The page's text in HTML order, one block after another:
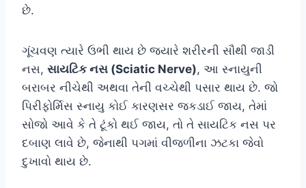
છે.
ગૂંચવણ ત્યારે ઉભી થાય છે જ્યારે શરીરની સૌથી જાડી
નસ, સાયટિક નસ (Sciatic Nerve), આ સ્નાયુની
બરાબર નીચેથી અથવા તેની વચ્ચેથી પસાર થાય છે. જો
પિરીફોર્મિસ સ્નાયુ કોઈ કારણસર જકડાઈ જાય, તેમાં
સોજો આવે કે તે ટૂંકો થઈ જાય, તો તે સાયટિક નસ પર
દબાણ લાવે છે, જેનાથી પગમાં વીજળીના ઝટકા જેવો
દુખાવો થાય છે.